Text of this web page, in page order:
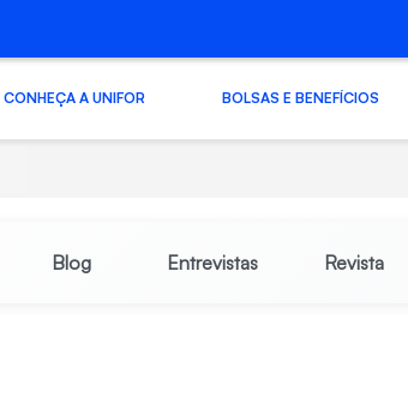
CONHEÇA A UNIFOR BOLSAS E BENEFÍCIOS
Blog Entrevistas Revista